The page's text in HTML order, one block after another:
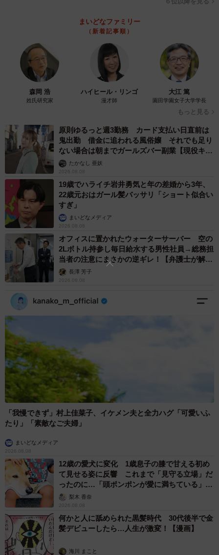
まいどなファミリー
（新着記事順）
森岡 浩
姓氏研究家
ハイヒール・リンゴ
漫才師
大江 篤
園田学園女子大学学長
もっと見る
原則ゆるっと週3勤務 カード支払い日直前は
鬼出勤 借金に追われる風俗嬢 それでも足り
ない場合は朝までガールズバー副業【現役キャ
ストに取材】
たかなし 亜妖
2026.08.08
19歳でハライチ岩井勇気と年の差婚から3年、
22歳元おはガール髪バッサリ「ショート似合い
すぎ」
まいどなメディア
2026.08.08
オフィスに置かれたウォーターサーバー 空の
2Lボトル持参し毎日給水する男性社員→総務担
当者の注意にまさかの逆ギレ！【弁護士が解
説】長澤 芳子
2026.08.08
「我慢できず」村上佳菜子、イケメン夫と全力ハグ「可愛いふ
たり」「素敵なご夫婦」
まいどなメディア
2026.08.08
12歳の愛犬に変化 1歳息子の膝で甘える初め
て見せる姿に反響 これまで「見守る立場」だ
ったのに…「頭ポンポンが愛に満ちている」
「尊…」
梨木 香奈
2026.08.08
何かと人に舐められた黒髪時代 30代後半で金
髪デビューしたら…人生が激変！【漫画】
海川 まこと